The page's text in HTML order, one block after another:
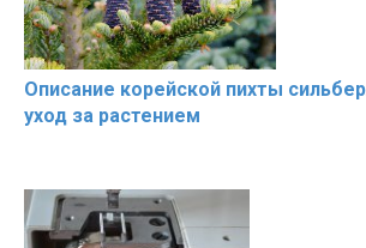
Описание корейской пихты
уход за растением